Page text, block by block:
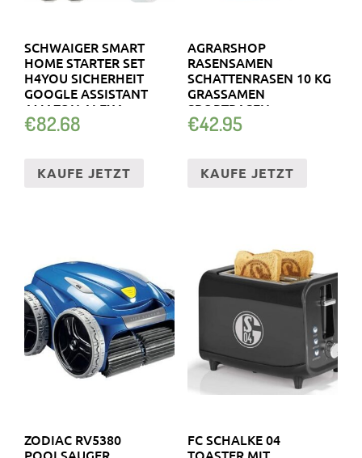
SCHWAIGER SMART
HOME STARTER SET
H4YOU SICHERHEIT
GOOGLE ASSISTANT
AMAZON ALEXA
€82.68
KAUFE JETZT
AGRARSHOP
RASENSAMEN
SCHATTENRASEN 10 KG
GRASSAMEN
SPORTRASEN
SPIELRASEN
€42.95
KAUFE JETZT
ZODIAC RV5380
FC SCHALKE 04